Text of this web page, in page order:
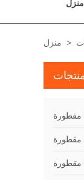
منزل
منزل >
مقطورة
مقطورة